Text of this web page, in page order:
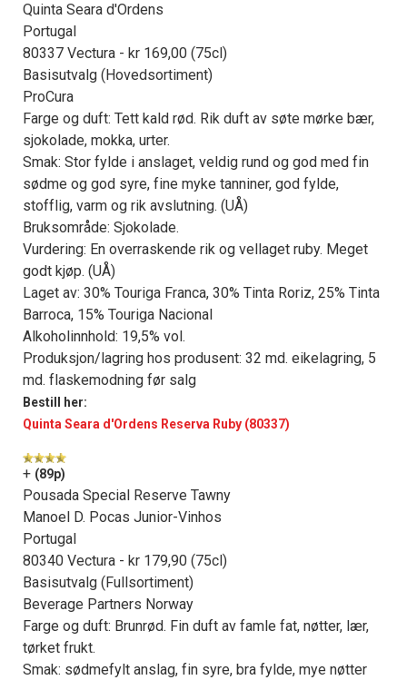
Quinta Seara d'Ordens
Portugal
80337 Vectura - kr 169,00 (75cl)
Basisutvalg (Hovedsortiment)
ProCura
Farge og duft: Tett kald rød. Rik duft av søte mørke bær,
sjokolade, mokka, urter.
Smak: Stor fylde i anslaget, veldig rund og god med fin
sødme og god syre, fine myke tanniner, god fylde,
stofflig, varm og rik avslutning. (UÅ)
Bruksområde: Sjokolade.
Vurdering: En overraskende rik og vellaget ruby. Meget
godt kjøp. (UÅ)
Laget av: 30% Touriga Franca, 30% Tinta Roriz, 25% Tinta
Barroca, 15% Touriga Nacional
Alkoholinnhold: 19,5% vol.
Produksjon/lagring hos produsent: 32 md. eikelagring, 5
md. flaskemodning før salg
Bestill her:
Quinta Seara d'Ordens Reserva Ruby (80337)
+ (89p)
Pousada Special Reserve Tawny
Manoel D. Pocas Junior-Vinhos
Portugal
80340 Vectura - kr 179,90 (75cl)
Basisutvalg (Fullsortiment)
Beverage Partners Norway
Farge og duft: Brunrød. Fin duft av famle fat, nøtter, lær,
tørket frukt.
Smak: sødmefylt anslag, fin syre, bra fylde, mye nøtter